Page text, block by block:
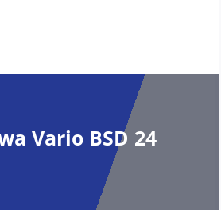
Vario BSD 24